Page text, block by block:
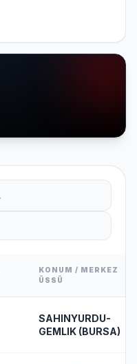
KONUM / MERKEZ
ÜSSÜ
SAHINYURDU-
GEMLIK (BURSA)